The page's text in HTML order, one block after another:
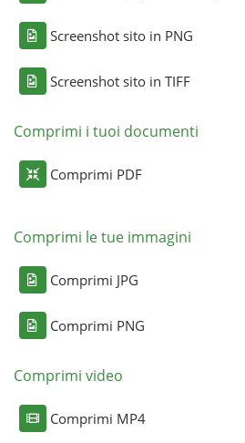
Screenshot sito in PNG
Screenshot sito in TIFF
Comprimi i tuoi documenti
Comprimi PDF
Comprimi le tue immagini
Comprimi JPG
Comprimi PNG
Comprimi video
Comprimi MP4